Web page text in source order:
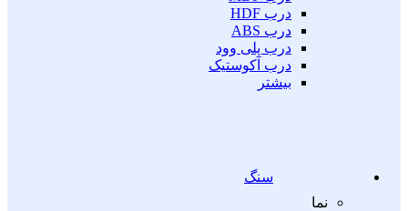
درب HDF
درب ABS
درب پلی وود
درب آکوستیک
بیشتر
سنگ
نما